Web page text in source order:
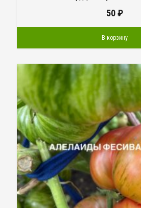
50₽
В корзину